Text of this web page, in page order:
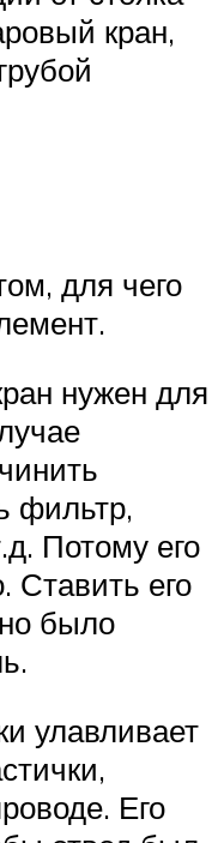
кран,
для чего
нужен для
фильтр,
Потому его
Ставить его
было
улавливает
Его